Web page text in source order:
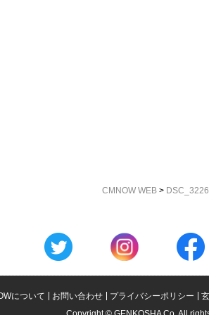
CMNOW WEB >
について お問い合わせ プライバシーポリシー